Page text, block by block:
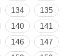
134
135
140
141
146
147